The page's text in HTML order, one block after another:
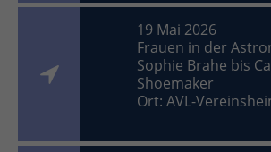
19 Mai 2026
Frauen in der
Sophie Brahe bis
Shoemaker
Ort: AVL-